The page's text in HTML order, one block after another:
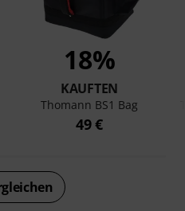
18%
KAUFTEN
Thomann BS1 Bag
49 €